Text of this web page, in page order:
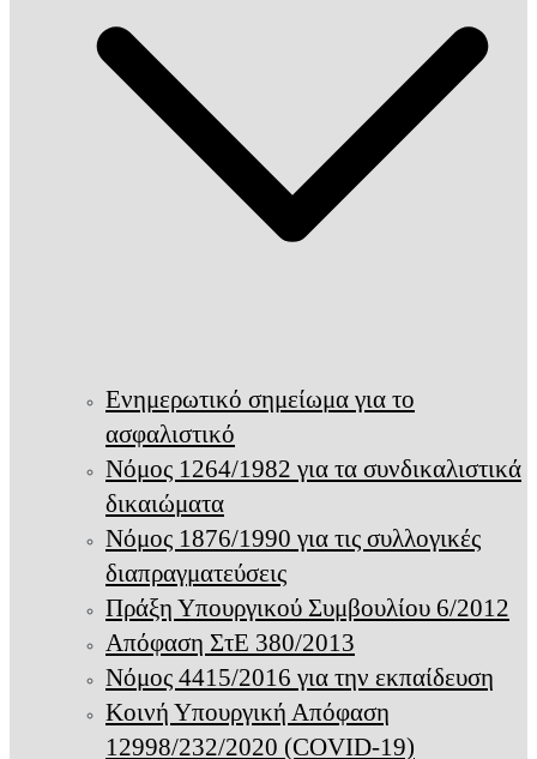
Ενημερωτικό σημείωμα για το
ασφαλιστικό
Νόμος 1264/1982 για τα συνδικαλιστικά
δικαιώματα
Νόμος 1876/1990 για τις συλλογικές
διαπραγματεύσεις
Πράξη Υπουργικού Συμβουλίου 6/2012
Απόφαση ΣτΕ 380/2013
Νόμος 4415/2016 για την εκπαίδευση
Κοινή Υπουργική Απόφαση
12998/232/2020 (COVID-19)